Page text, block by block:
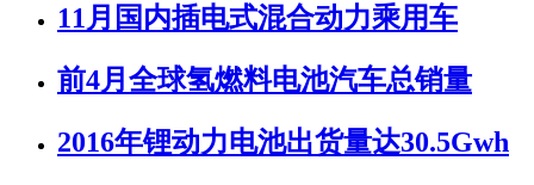
11月国内插电式混合动力乘用车
前4月全球氢燃料电池汽车总销量
2016年锂动力电池出货量达30.5Gwh